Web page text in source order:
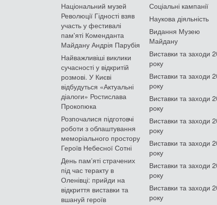
Національний музей
Революції Гідності взяв
участь у фестивалі
пам'яті Коменданта
Майдану Андрія Парубія
Найважливіші виклики
сучасності у відкритій
розмові. У Києві
відбудуться «Актуальні
діалоги» Ростислава
Прокопюка
Розпочалися підготовчі
роботи з облаштування
меморіального простору
Героїв Небесної Сотні
День памʼяті страчених
під час теракту в
Оленівці: прийди на
відкриття виставки та
вшануй героїв
Соціальні кампанії
Наукова діяльність
Видання Музею
Майдану
Виставки та заходи
року
Виставки та заходи
року
Виставки та заходи
року
Виставки та заходи
року
Виставки та заходи
року
Виставки та заходи
року
Виставки та заходи
року